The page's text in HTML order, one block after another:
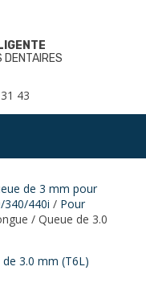
DENTAIRES
43
de 3 mm pour
340/440i / Pour
/ Queue de 3.0